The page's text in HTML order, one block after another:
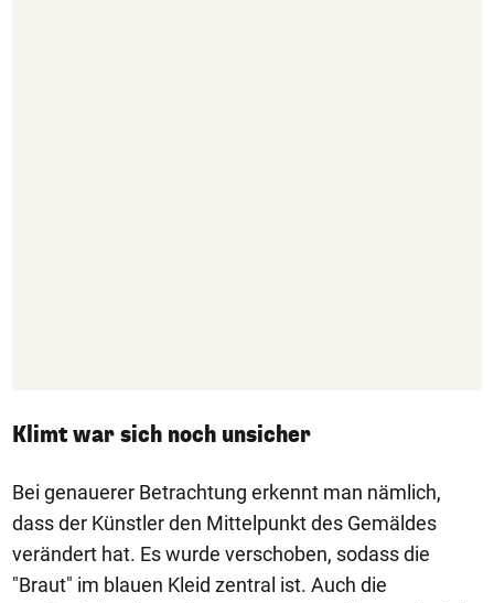
Klimt war sich noch unsicher
Bei genauerer Betrachtung erkennt man nämlich,
dass der Künstler den Mittelpunkt des Gemäldes
verändert hat. Es wurde verschoben, sodass die
"Braut" im blauen Kleid zentral ist. Auch die